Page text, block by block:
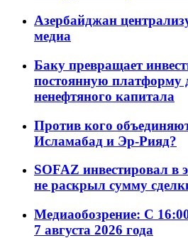
Азербайджан
медиа
Баку превращает
постоянную платформу
ненефтяного капитала
Против кого
Исламабад и Эр-Рияд?
SOFAZ инвестировал в
не раскрыл сумму
Медиаобозрение: С
7 августа 2026 года